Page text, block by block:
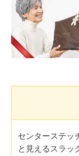
センターステッ
と見えるスラッ